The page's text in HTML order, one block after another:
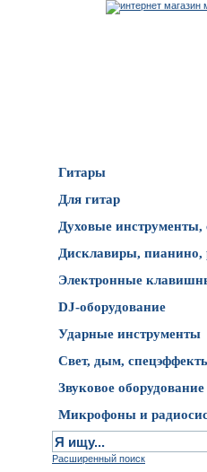
Гитары
Для гитар
Духовые инструменты,
Дисклавиры, пианино,
Электронные
DJ-оборудование
Ударные инструменты
Свет, дым,
Звуковое оборудование
Микрофоны и
Расширенный поиск